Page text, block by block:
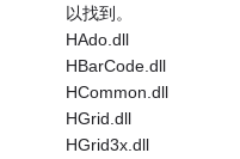
以找到。
HAdo.dll
HBarCode.dll
HCommon.dll
HGrid.dll
HGrid3x.dll